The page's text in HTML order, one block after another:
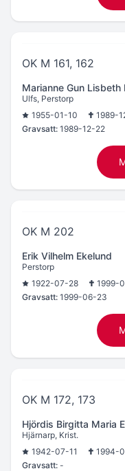
OK M 161, 162
Marianne Gun Lisbeth
Ulfs, Perstorp
1955-01-10
1989-
Gravsatt: 1989-12-22
OK M 202
Erik Vilhelm Ekelund
Perstorp
1922-07-28
1999-
Gravsatt: 1999-06-23
OK M 172, 173
Hjördis Birgitta Maria
Hjärnarp, Krist.
1942-07-11
1994-
Gravsatt: -